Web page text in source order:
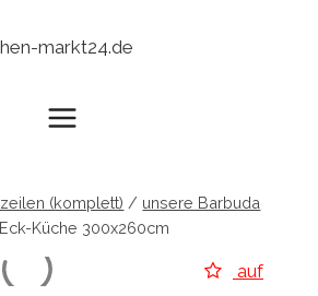
(komplett) / unsere Barbuda
Eck-Küche 300x260cm
auf